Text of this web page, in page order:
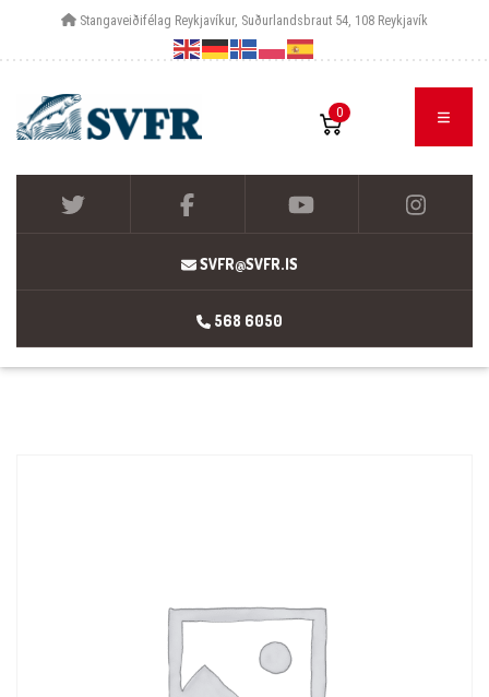
Stangaveiðifélag Reykjavíkur, Suðurlandsbraut 54, 108 Reykjavík
0
SVFR@SVFR.IS
568 6050